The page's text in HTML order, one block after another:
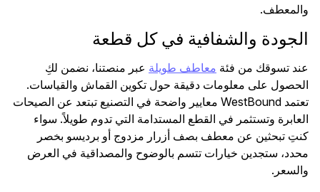
والمعطف.
الجودة والشفافية في كل قطعة
عند تسوقك من فئة معاطف طويلة عبر منصتنا، نضمن لكِ
الحصول على معلومات دقيقة حول تكوين القماش والقياسات.
تعتمد WestBound معايير واضحة في التصنيع تبتعد عن الصيحات
العابرة وتستثمر في القطع المستدامة التي تدوم طويلاً. سواء
كنتِ تبحثين عن معطف بصف أزرار مزدوج أو برديسو بخصر
محدد، ستجدين خيارات تتسم بالوضوح والمصداقية في العرض
والسعر.